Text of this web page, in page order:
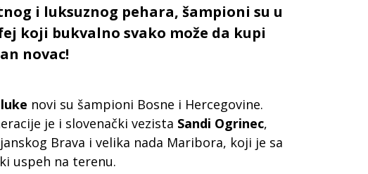
i luksuznog pehara, šampioni su u
koji bukvalno svako može da kupi
novac!
novi su šampioni Bosne i Hercegovine.
je i slovenački vezista Sandi Ogrinec,
Brava i velika nada Maribora, koji je sa
uspeh na terenu.